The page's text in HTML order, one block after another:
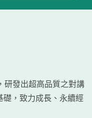
研發出超高品質之對講
礎，致力成長、永續經